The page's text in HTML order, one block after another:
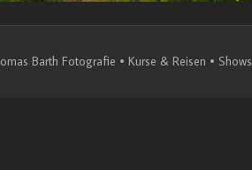
Barth Fotografie • Kurse & Reisen • Shows